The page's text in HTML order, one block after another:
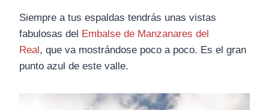
Siempre a tus espaldas tendrás unas vistas
fabulosas del
Embalse de Manzanares del
Real , que va mostrándose poco a poco. Es el gran
punto azul de este valle.